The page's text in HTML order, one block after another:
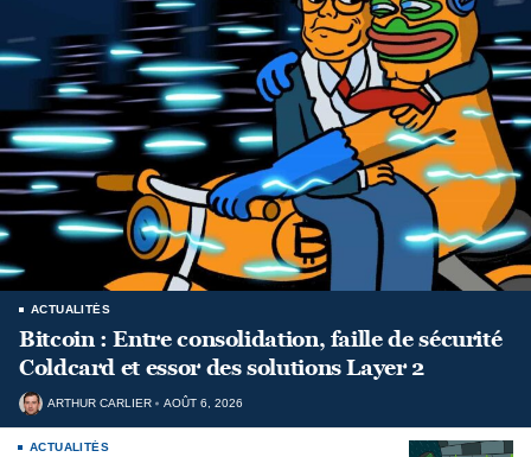
ACTUALITÉS
Bitcoin : Entre consolidation, faille de sécurité
Coldcard et essor des solutions Layer 2
ARTHUR CARLIER AOÛT 6, 2026
ACTUALITÉS